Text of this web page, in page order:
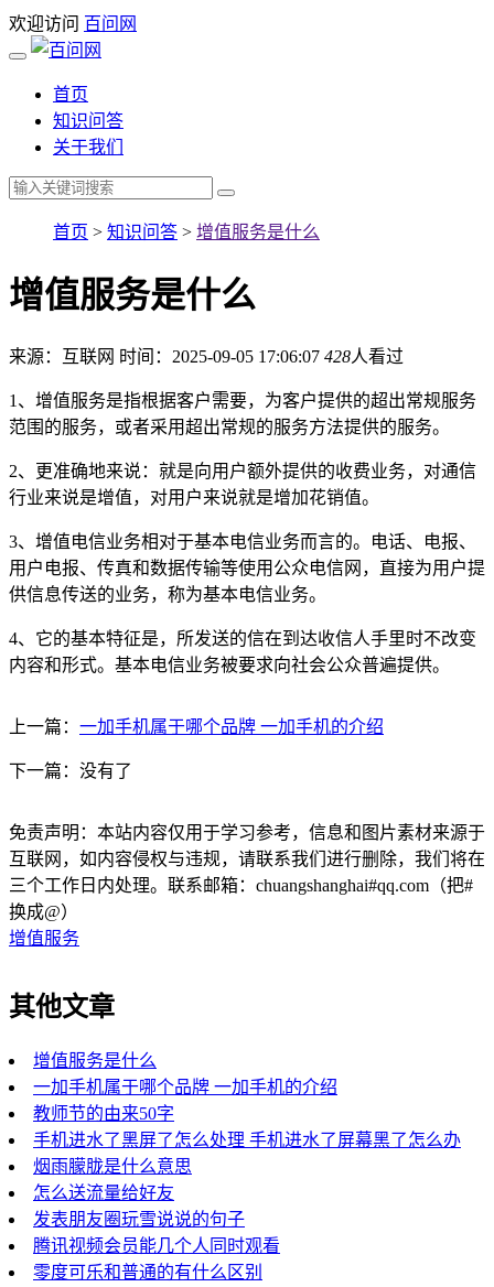
欢迎访问 百问网
首页
知识问答
关于我们
首页 > 知识问答 > 增值服务是什么
增值服务是什么
来源：互联网 时间：2025-09-05 17:06:07 428人看过
1、增值服务是指根据客户需要，为客户提供的超出常规服务
范围的服务，或者采用超出常规的服务方法提供的服务。
2、更准确地来说：就是向用户额外提供的收费业务，对通信
行业来说是增值，对用户来说就是增加花销值。
3、增值电信业务相对于基本电信业务而言的。电话、电报、
用户电报、传真和数据传输等使用公众电信网，直接为用户提
供信息传送的业务，称为基本电信业务。
4、它的基本特征是，所发送的信在到达收信人手里时不改变
内容和形式。基本电信业务被要求向社会公众普遍提供。
上一篇： 一加手机属于哪个品牌 一加手机的介绍
下一篇：没有了
免责声明：本站内容仅用于学习参考，信息和图片素材来源于
互联网，如内容侵权与违规，请联系我们进行删除，我们将在
三个工作日内处理。联系邮箱：chuangshanghai#qq.com（把#
换成@）
增值服务
其他文章
增值服务是什么
一加手机属于哪个品牌 一加手机的介绍
教师节的由来50字
手机进水了黑屏了怎么处理 手机进水了屏幕黑了怎么办
烟雨朦胧是什么意思
怎么送流量给好友
发表朋友圈玩雪说说的句子
腾讯视频会员能几个人同时观看
零度可乐和普通的有什么区别